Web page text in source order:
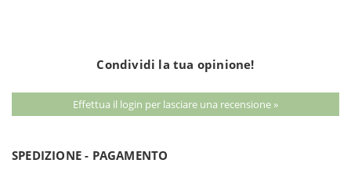
Condividi la tua opinione!
Effettua il login per lasciare una recensione »
SPEDIZIONE - PAGAMENTO